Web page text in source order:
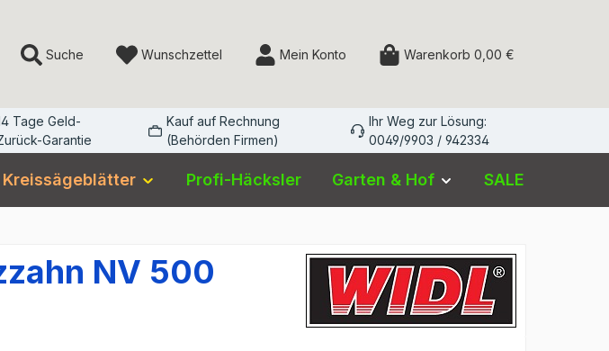
Suche Wunschzettel Du hast 0 Produkte auf dem Merkzettel
Mein Konto Warenkorb 0,00 €
Tage Geld-
Garantie
Kauf auf Rechnung
(Behörden Firmen)
Ihr Weg zur Lösung:
0049/9903 / 942334
Kreissägeblätter Profi-Häcksler Garten & Hof SALE
NV 500